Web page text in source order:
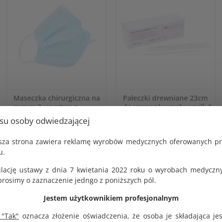
osoby odwiedzającej
strona zawiera reklamę wyrobów medycznych oferowanych
ustawy z dnia 7 kwietania 2022 roku o wyrobach
o zaznaczenie jedngo z poniższych pól.
Jestem użytkownikiem profesjonalnym
oznacza złożenie oświadczenia, że osoba je składająca
Maseczka chirurgiczna na
gumce 3-warstwy z
usztywnieniem na nos op.
50 szt.
G1431
10.26 zł
NETTO
9.50 zł
Pałeczki drewniane 23cm
do wymazów mały wacik S
BRUTTO
NETTO
25.00 zł